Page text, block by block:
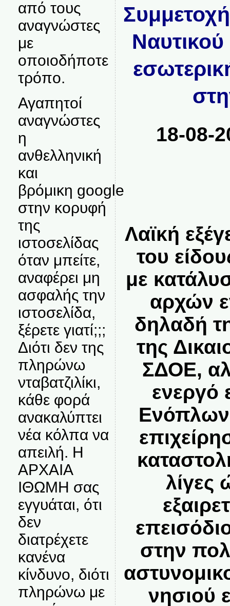
από τους
αναγνώστες
με
οποιοδήποτε
τρόπο.
Αγαπητοί
αναγνώστες
η
ανθελληνική
και
βρόμικη google
στην κορυφή
της
ιστοσελίδας
όταν μπείτε,
αναφέρει μη
ασφαλής την
ιστοσελίδα,
ξέρετε γιατί;;;
Διότι δεν της
πληρώνω
νταβατζιλίκι,
κάθε φορά
ανακαλύπτει
νέα κόλπα να
απειλή. Η
ΑΡΧΑΙΑ
ΙΘΩΜΗ σας
εγγυάται, ότι
δεν
διατρέχετε
κανένα
κίνδυνο, διότι
πληρώνω με
18-08-
Λαϊκή
του
με
αρχών
δηλαδή
της
ΣΔΟΕ,
ενεργό
λίγες
στην
νησιού